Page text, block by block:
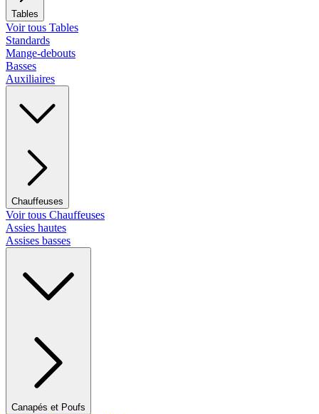
Tables
Voir tous Tables
Standards
Mange-debouts
Basses
Auxiliaires
Chauffeuses
Voir tous Chauffeuses
Assies hautes
Assises basses
Canapés et Poufs